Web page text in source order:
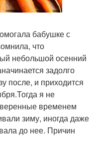
бабушке с
что
небольшой осенний
задолго
после, и приходится
я не
временем
зиму, иногда даже
до нее. Причин